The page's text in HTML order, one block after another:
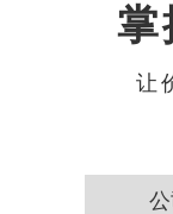
掌
让